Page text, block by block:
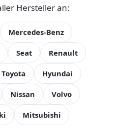
Hersteller an:
Mercedes-Benz
Seat Renault
Toyota Hyundai
Nissan Volvo
Mitsubishi